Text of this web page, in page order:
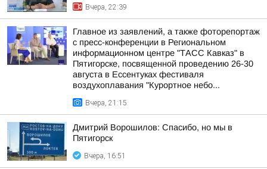
Вчера, 22:39
Главное из заявлений, а также фоторепортаж
с пресс-конференции в Региональном
информационном центре "ТАСС Кавказ" в
Пятигорске, посвященной проведению 26-30
августа в Ессентуках фестиваля
воздухоплавания "Курортное небо...
Вчера, 21:15
Дмитрий Ворошилов: Спасибо, но мы в
Пятигорск
Вчера, 16:51